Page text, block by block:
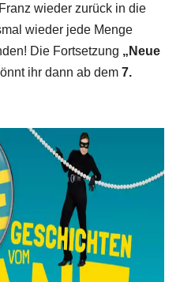
wieder zurück in die
wieder jede Menge
Die Fortsetzung „Neue
ihr dann ab dem 7.